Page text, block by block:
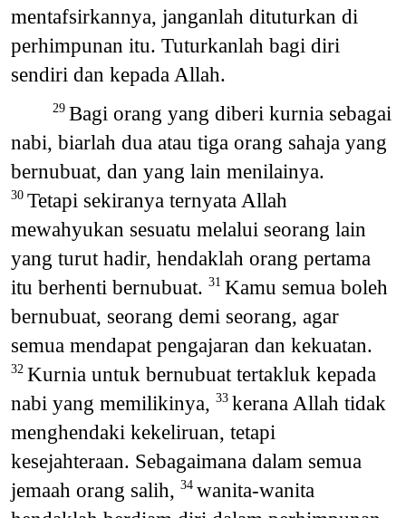
mentafsirkannya, janganlah dituturkan di
perhimpunan itu. Tuturkanlah bagi diri
sendiri dan kepada Allah.
29 Bagi orang yang diberi kurnia sebagai
nabi, biarlah dua atau tiga orang sahaja yang
bernubuat, dan yang lain menilainya.
30 Tetapi sekiranya ternyata Allah
mewahyukan sesuatu melalui seorang lain
yang turut hadir, hendaklah orang pertama
itu berhenti bernubuat. 31 Kamu semua boleh
bernubuat, seorang demi seorang, agar
semua mendapat pengajaran dan kekuatan.
32 Kurnia untuk bernubuat tertakluk kepada
nabi yang memilikinya, 33 kerana Allah tidak
menghendaki kekeliruan, tetapi
kesejahteraan. Sebagaimana dalam semua
jemaah orang salih, 34 wanita-wanita